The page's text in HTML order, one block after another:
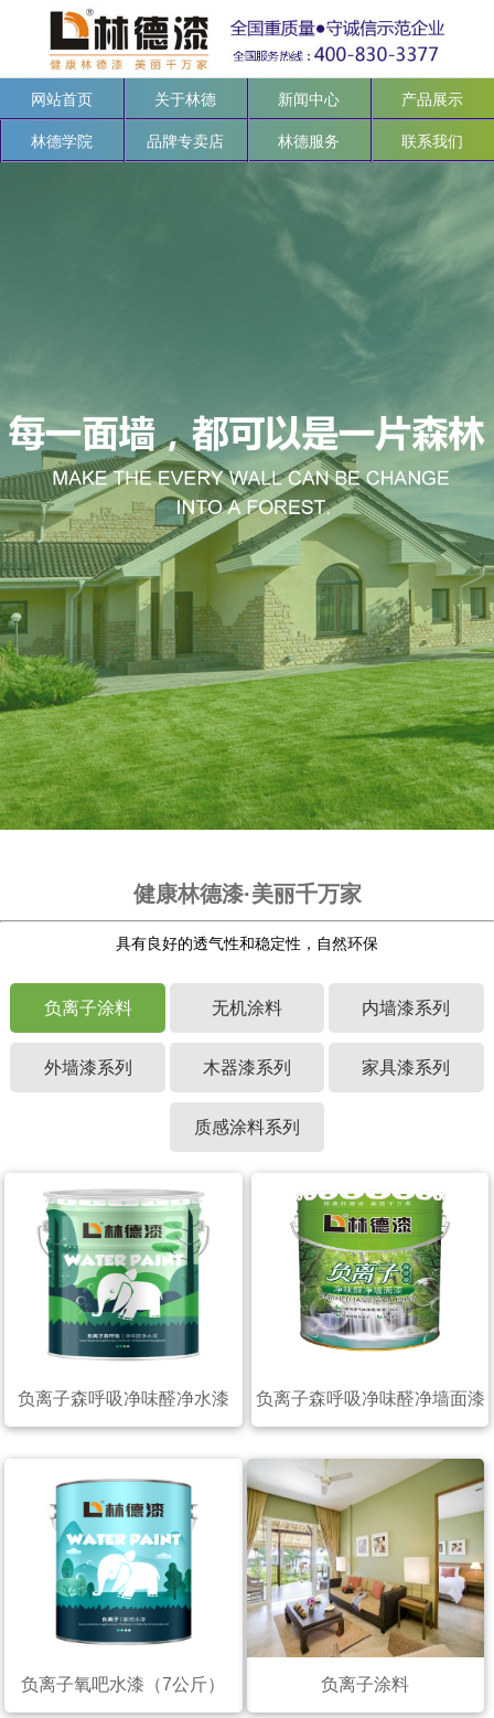
网站首页 关于林德 新闻中心 产品展示
林德学院 品牌专卖店 林德服务 联系我们
健康林德漆·美丽千万家
具有良好的透气性和稳定性，自然环保
负离子涂料 无机涂料 内墙漆系列
外墙漆系列 木器漆系列 家具漆系列
质感涂料系列
负离子森呼吸净味醛净水漆
（20公斤）
负离子森呼吸净味醛净墙面漆
负离子氧吧水漆（7公斤） 负离子涂料